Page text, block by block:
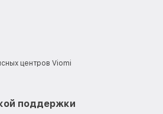
центров Viomi
поддержки